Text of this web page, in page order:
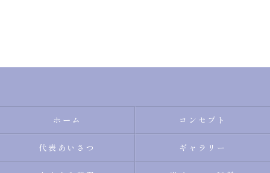
ホーム コンセプト
代表あいさつ ギャラリー